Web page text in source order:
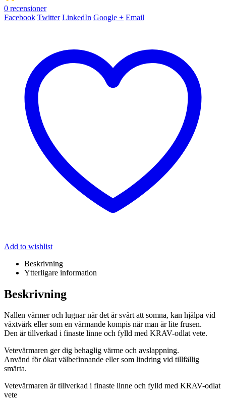
0 recensioner
Facebook Twitter LinkedIn Google + Email
Add to wishlist
Beskrivning
Ytterligare information
Beskrivning
Nallen värmer och lugnar när det är svårt att somna, kan hjälpa vid
växtvärk eller som en värmande kompis när man är lite frusen.
Den är tillverkad i finaste linne och fylld med KRAV-odlat vete.
Vetevärmaren ger dig behaglig värme och avslappning.
Använd för ökat välbefinnande eller som lindring vid tillfällig
smärta.
Vetevärmaren är tillverkad i finaste linne och fylld med KRAV-odlat
vete